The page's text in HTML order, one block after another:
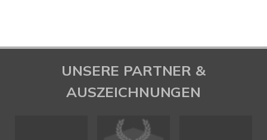
UNSERE PARTNER &
AUSZEICHNUNGEN